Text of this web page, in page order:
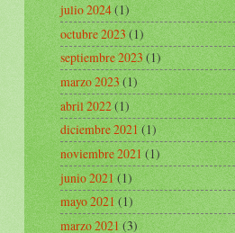
julio 2024(1)
octubre 2023(1)
septiembre 2023(1)
marzo 2023(1)
abril 2022(1)
diciembre 2021(1)
noviembre 2021(1)
junio 2021(1)
mayo 2021(1)
marzo 2021(3)